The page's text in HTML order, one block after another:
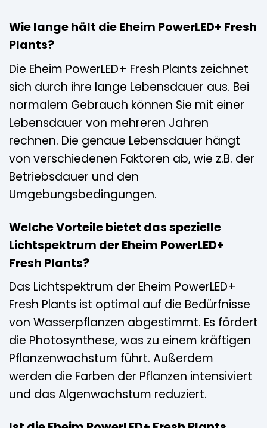
Wie lange hält die Eheim PowerLED+ Fresh
Plants?
Die Eheim PowerLED+ Fresh Plants zeichnet
sich durch ihre lange Lebensdauer aus. Bei
normalem Gebrauch können Sie mit einer
Lebensdauer von mehreren Jahren
rechnen. Die genaue Lebensdauer hängt
von verschiedenen Faktoren ab, wie z.B. der
Betriebsdauer und den
Umgebungsbedingungen.
Welche Vorteile bietet das spezielle
Lichtspektrum der Eheim PowerLED+
Fresh Plants?
Das Lichtspektrum der Eheim PowerLED+
Fresh Plants ist optimal auf die Bedürfnisse
von Wasserpflanzen abgestimmt. Es fördert
die Photosynthese, was zu einem kräftigen
Pflanzenwachstum führt. Außerdem
werden die Farben der Pflanzen intensiviert
und das Algenwachstum reduziert.